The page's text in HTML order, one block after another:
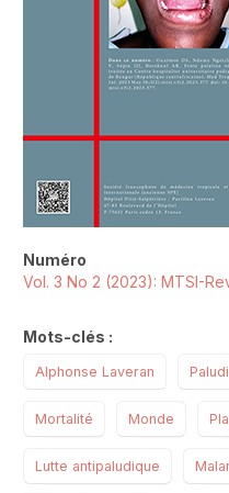
Numéro
Vol. 3 No 2 (2023): MTSI-
Mots-clés :
Alphonse Laveran
Mortalité Monde
Lutte antipaludique